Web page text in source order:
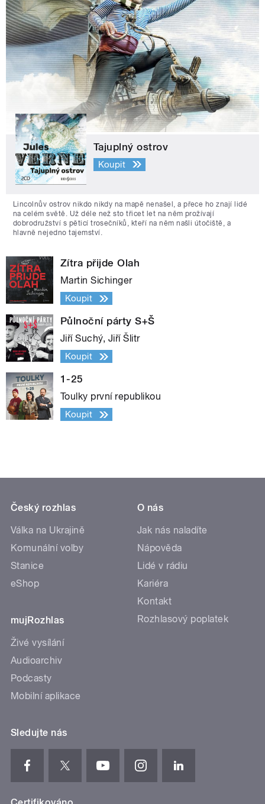
Tajuplný ostrov
Koupit
Lincolnův ostrov nikdo nikdy na mapě nenašel, a přece ho znají lidé
na celém světě. Už déle než sto třicet let na něm prožívají
dobrodružství s pěticí trosečníků, kteří na něm našli útočiště, a
hlavně nejedno tajemství.
Zítra přijde Olah
Martin Sichinger
Koupit
Půlnoční párty S+Š
Jiří Suchý, Jiří Šlitr
Koupit
1-25
Toulky první republikou
Koupit
Český rozhlas
Válka na Ukrajině
Komunální volby
Stanice
eShop
mujRozhlas
Živé vysílání
Audioarchiv
Podcasty
Mobilní aplikace
O nás
Jak nás naladíte
Nápověda
Lidé v rádiu
Kariéra
Kontakt
Rozhlasový poplatek
Sledujte nás